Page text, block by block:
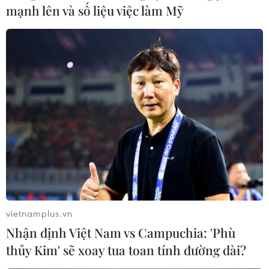
'Hủy diệt' Indonesia 3-0, tuyển Việt Nam khẳng định
vị thế nhà vô địch ASEAN Cup
03/08/2026 15:39
mạnh lên và số liệu việc làm Mỹ
vietnamplus.vn
Nhận định Việt Nam vs Campuchia: 'Phù
thủy Kim' sẽ xoay tua toan tính đường dài?